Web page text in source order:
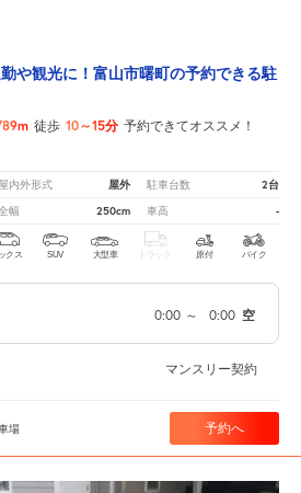
や観光に！富山市曙町の予約できる駐
徒歩 10～15分 予約できてオススメ！
屋内外形式 屋外 駐車台数 2台
幅 250cm 車高 -
クス SUV 大型車 トラック 原付 バイク
0:00 ～ 0:00 空
マンスリー契約
場 予約へ